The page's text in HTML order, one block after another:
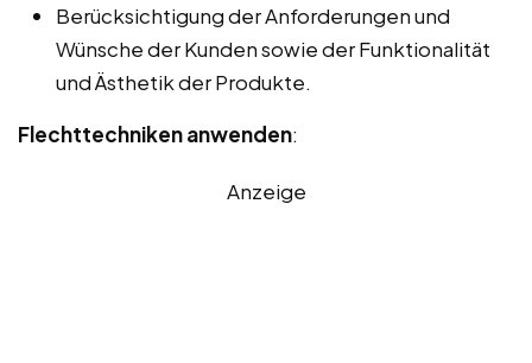
Berücksichtigung der Anforderungen und
Wünsche der Kunden sowie der Funktionalität
und Ästhetik der Produkte.
Flechttechniken anwenden:
Anzeige